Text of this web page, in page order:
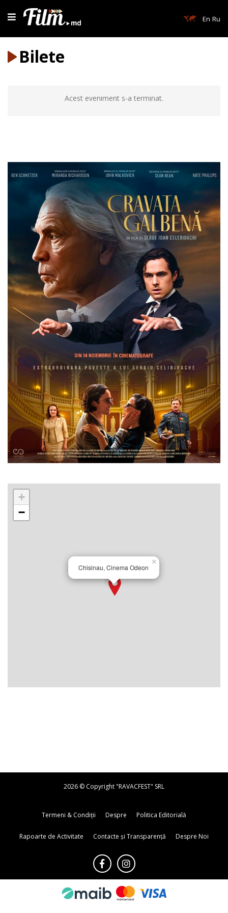
En Ru
Bilete
Acest eveniment s-a terminat.
Chisinau, Cinema Odeon
×
+
−
2026 © Copyright "RAVACFEST" SRL
Termeni & Condiții Despre Politica Editorială
Rapoarte de Activitate Contacte și Transparență Despre Noi